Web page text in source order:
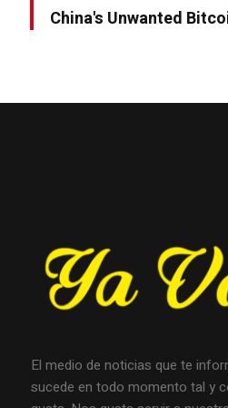
China's Unwanted
El medio de noticias que te
sucede en todo momento tal y